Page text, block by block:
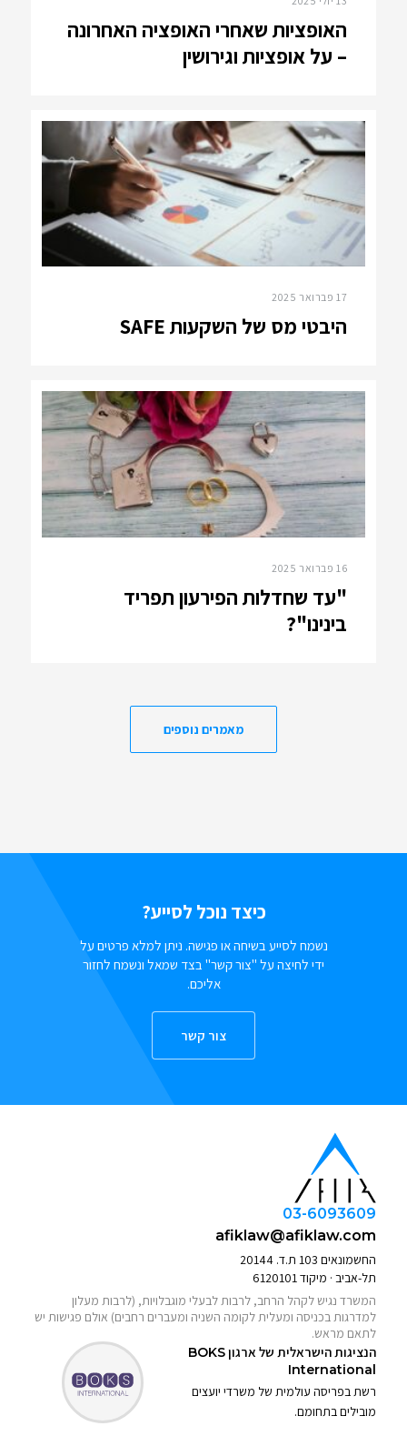
האופציות שאחרי האופציה האחרונה
– על אופציות וגירושין
17 פברואר 2025
היבטי מס של השקעות SAFE
16 פברואר 2025
"עד שחדלות הפירעון תפריד
בינינו"?
מאמרים נוספים
כיצד נוכל לסייע?
נשמח לסייע בשיחה או פגישה. ניתן למלא פרטים על
ידי לחיצה על "צור קשר" בצד שמאל ונשמח לחזור
אליכם.
צור קשר
03-6093609
afiklaw@afiklaw.com
החשמונאים 103 ת.ד. 20144
תל-אביב · מיקוד 6120101
המשרד נגיש לקהל הרחב, לרבות לבעלי מוגבלויות, (לרבות מעלון
למדרגות בכניסה ומעלית לקומה השניה ומעברים רחבים) אולם פגישות יש
לתאם מראש.
הנציגות הישראלית של ארגוןBOKS
International
רשת בפריסה עולמית של משרדי יועצים
מובילים בתחומם.